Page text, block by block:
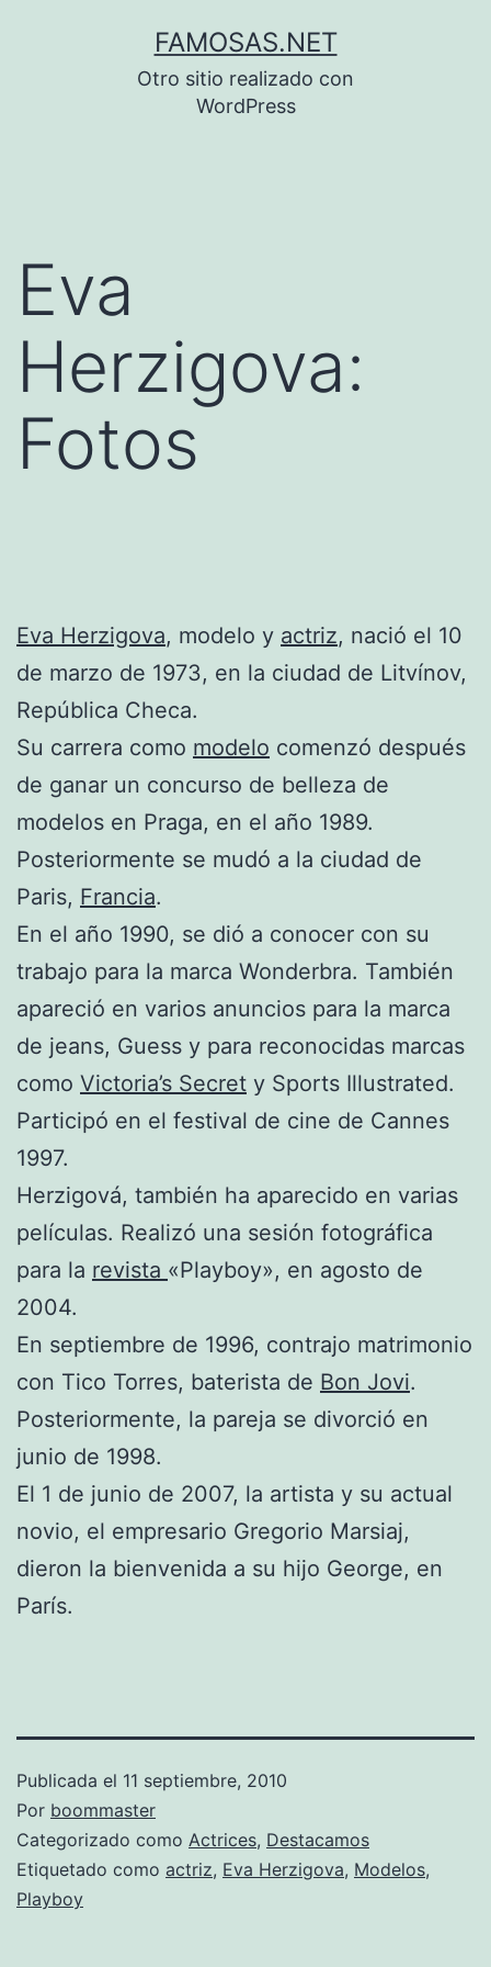
FAMOSAS.NET
Otro sitio realizado con
WordPress
Eva
Herzigova:
Fotos
Eva Herzigova, modelo y actriz, nació el 10
de marzo de 1973, en la ciudad de Litvínov,
República Checa.
Su carrera como modelo comenzó después
de ganar un concurso de belleza de
modelos en Praga, en el año 1989.
Posteriormente se mudó a la ciudad de
Paris, Francia.
En el año 1990, se dió a conocer con su
trabajo para la marca Wonderbra. También
apareció en varios anuncios para la marca
de jeans, Guess y para reconocidas marcas
como Victoria’s Secret y Sports Illustrated.
Participó en el festival de cine de Cannes
1997.
Herzigová, también ha aparecido en varias
películas. Realizó una sesión fotográfica
para la revista «Playboy», en agosto de
2004.
En septiembre de 1996, contrajo matrimonio
con Tico Torres, baterista de Bon Jovi.
Posteriormente, la pareja se divorció en
junio de 1998.
El 1 de junio de 2007, la artista y su actual
novio, el empresario Gregorio Marsiaj,
dieron la bienvenida a su hijo George, en
París.
Publicada el 11 septiembre, 2010
Por boommaster
Categorizado como Actrices, Destacamos
Etiquetado como actriz, Eva Herzigova, Modelos,
Playboy